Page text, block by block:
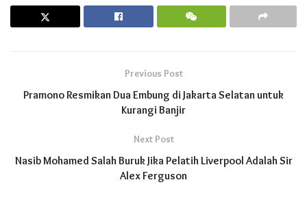
Previous Post
Pramono Resmikan Dua Embung di Jakarta Selatan untuk
Kurangi Banjir
Next Post
Nasib Mohamed Salah Buruk Jika Pelatih Liverpool Adalah Sir
Alex Ferguson